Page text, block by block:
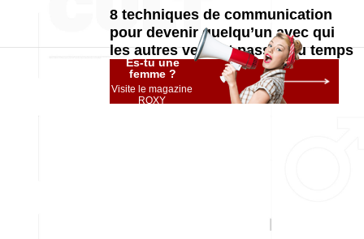
8 techniques de communication
pour devenir quelqu’un avec qui
les autres veulent passer du temps
Es-tu une
femme ?
Visite le magazine
ROXY